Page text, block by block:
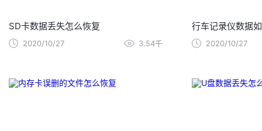
SD卡数据丢失怎么恢复
2020/10/27 3.54千
行车记录仪数据
2020/10/27